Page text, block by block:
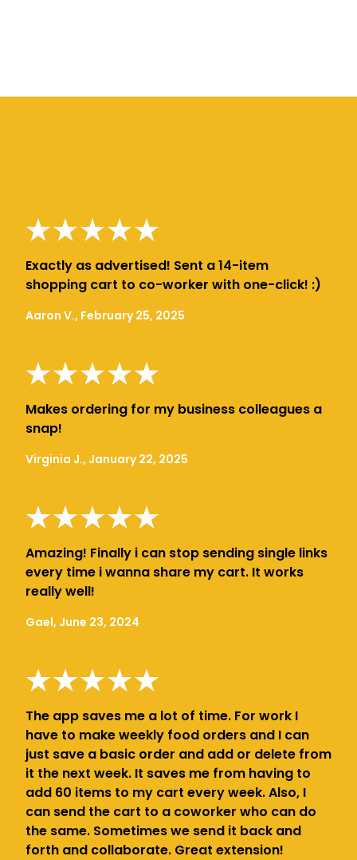
Exactly as advertised! Sent a 14-item
shopping cart to co-worker with one-click! :)
Aaron V., February 25, 2025
Makes ordering for my business colleagues a
snap!
Virginia J., January 22, 2025
Amazing! Finally i can stop sending single links
every time i wanna share my cart. It works
really well!
Gael, June 23, 2024
The app saves me a lot of time. For work I
have to make weekly food orders and I can
just save a basic order and add or delete from
it the next week. It saves me from having to
add 60 items to my cart every week. Also, I
can send the cart to a coworker who can do
the same. Sometimes we send it back and
forth and collaborate. Great extension!